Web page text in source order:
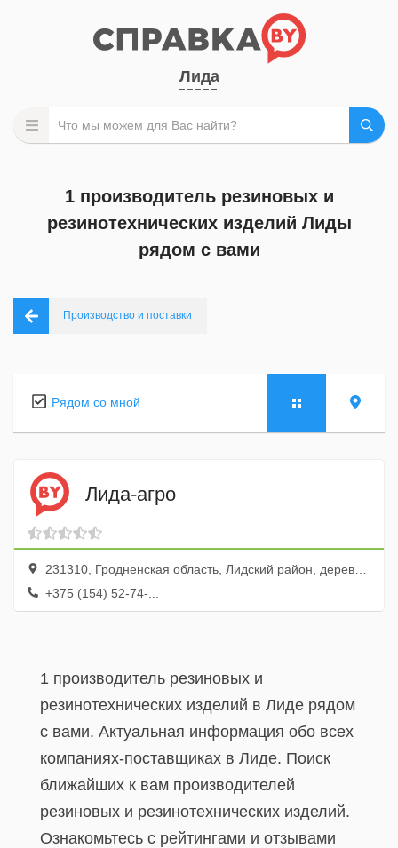
Лида
1 производитель резиновых и
резинотехнических изделий Лиды
рядом с вами
Производство и поставки
Рядом со мной
Лида-агро
231310, Гродненская область, Лидский район, деревня Шейбаки, улица Заводская, 26
+375 (154) 52-74-...
1 производитель резиновых и
резинотехнических изделий в Лиде рядом
с вами. Актуальная информация обо всех
компаниях-поставщиках в Лиде. Поиск
ближайших к вам производителей
резиновых и резинотехнических изделий.
Ознакомьтесь с рейтингами и отзывами